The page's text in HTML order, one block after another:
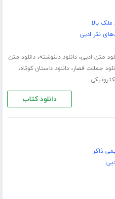
بالا
نثر ادبی
متن ادبی،دانلود دلنوشته،دانلود متن
جملات قصار،دانلود داستان کوتاه،
دانلود کتاب
ذاکر